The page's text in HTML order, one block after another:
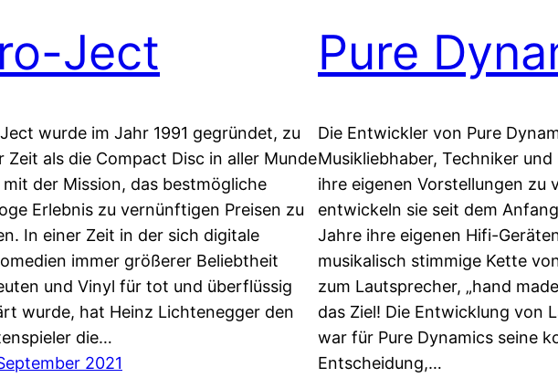
Ject
wurde im Jahr 1991 gegründet, zu
Zeit als die Compact Disc in aller Munde
mit der Mission, das bestmögliche
Erlebnis zu vernünftigen Preisen zu
In einer Zeit in der sich digitale
immer größerer Beliebtheit
und Vinyl für tot und überflüssig
wurde, hat Heinz Lichtenegger den
die…
2021
Pure
Die Entwickler von Pure
Musikliebhaber, Techniker
ihre eigenen Vorstellungen zu
entwickeln sie seit dem
Jahre ihre eigenen Hifi-
musikalisch stimmige Kette
zum Lautsprecher, „hand
das Ziel! Die Entwicklung von
war für Pure Dynamics seine
Entscheidung,…